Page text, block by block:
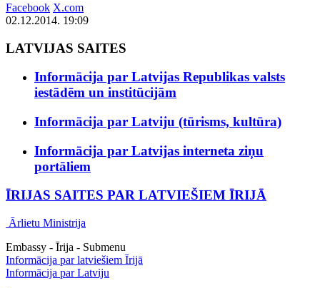
Facebook X.com
02.12.2014. 19:09
LATVIJAS SAITES
Informācija par Latvijas Republikas valsts
iestādēm un institūcijām
Informācija par Latviju (tūrisms, kultūra)
Informācija par Latvijas interneta ziņu
portāliem
ĪRIJAS SAITES PAR LATVIEŠIEM ĪRIJĀ
Ārlietu Ministrija
Embassy - Īrija - Submenu
Informācija par latviešiem Īrijā
Informācija par Latviju